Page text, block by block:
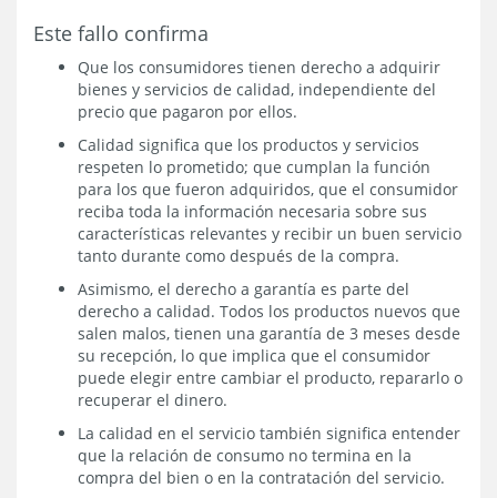
Este fallo confirma
Que los consumidores tienen derecho a adquirir
bienes y servicios de calidad, independiente del
precio que pagaron por ellos.
Calidad significa que los productos y servicios
respeten lo prometido; que cumplan la función
para los que fueron adquiridos, que el consumidor
reciba toda la información necesaria sobre sus
características relevantes y recibir un buen servicio
tanto durante como después de la compra.
Asimismo, el derecho a garantía es parte del
derecho a calidad. Todos los productos nuevos que
salen malos, tienen una garantía de 3 meses desde
su recepción, lo que implica que el consumidor
puede elegir entre cambiar el producto, repararlo o
recuperar el dinero.
La calidad en el servicio también significa entender
que la relación de consumo no termina en la
compra del bien o en la contratación del servicio.